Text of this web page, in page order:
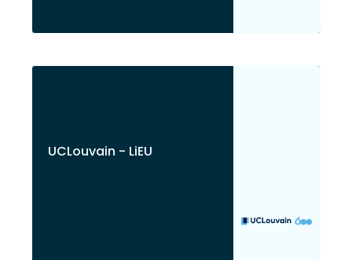
UCLouvain - LiEU